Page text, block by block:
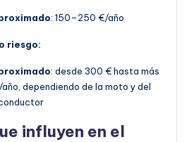
: 150–250 €/año
riesgo:
: desde 300 € hasta más
dependiendo de la moto y del
influyen en el